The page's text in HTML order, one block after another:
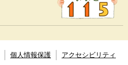
個人情報保護
アクセシビリティ